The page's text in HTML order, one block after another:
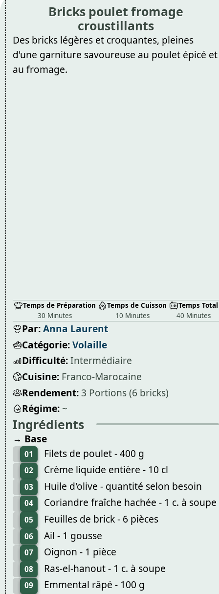
Bricks poulet fromage
croustillants
Des bricks légères et croquantes, pleines
d'une garniture savoureuse au poulet épicé et
au fromage.
Temps de Préparation
30 Minutes
Temps de Cuisson
10 Minutes
Temps Total
40 Minutes
Par:Anna Laurent
Catégorie:Volaille
Difficulté:Intermédiaire
Cuisine: Franco-Marocaine
Rendement:3 Portions (6 bricks)
Régime: ~
Ingrédients
→ Base
01 Filets de poulet - 400 g
02 Crème liquide entière - 10 cl
03 Huile d'olive - quantité selon besoin
04 Coriandre fraîche hachée - 1 c. à soupe
05 Feuilles de brick - 6 pièces
06 Ail - 1 gousse
07 Oignon - 1 pièce
08 Ras-el-hanout - 1 c. à soupe
09 Emmental râpé - 100 g